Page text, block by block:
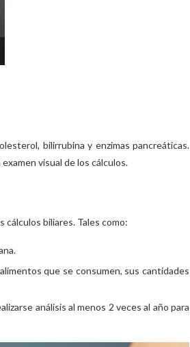
bilirrubina y enzimas pancreáticas.
visual de los cálculos.
cálculos biliares. Tales como:
que se consumen, sus cantidades
análisis al menos 2 veces al año para